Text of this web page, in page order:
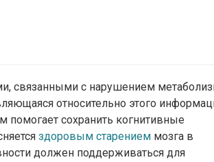
связанными с нарушением
относительно этого
помогает сохранить когнитивные
здоровым старением мозга в
должен поддерживаться для